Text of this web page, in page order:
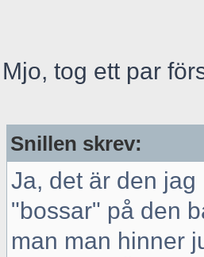
Mjo, tog ett par
Snillen skrev:
Ja, det är den
"bossar" på den
man man hinner